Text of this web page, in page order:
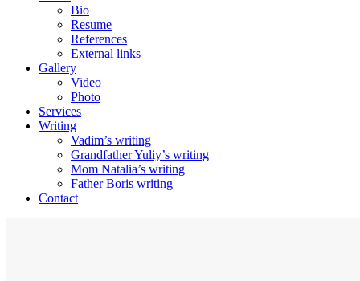
Bio
Resume
References
External links
Gallery
Video
Photo
Services
Writing
Vadim’s writing
Grandfather Yuliy’s writing
Mom Natalia’s writing
Father Boris writing
Contact